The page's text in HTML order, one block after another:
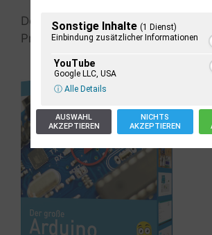
Der schnelle Einstieg in die
Programmierung und Elektronik
Sonstige Inhalte (1 Dienst)
Einbindung zusätzlicher Informationen
YouTube
Google LLC, USA
ⓘ Alle Details
AUSWAHL
AKZEPTIEREN
NICHTS
AKZEPTIEREN